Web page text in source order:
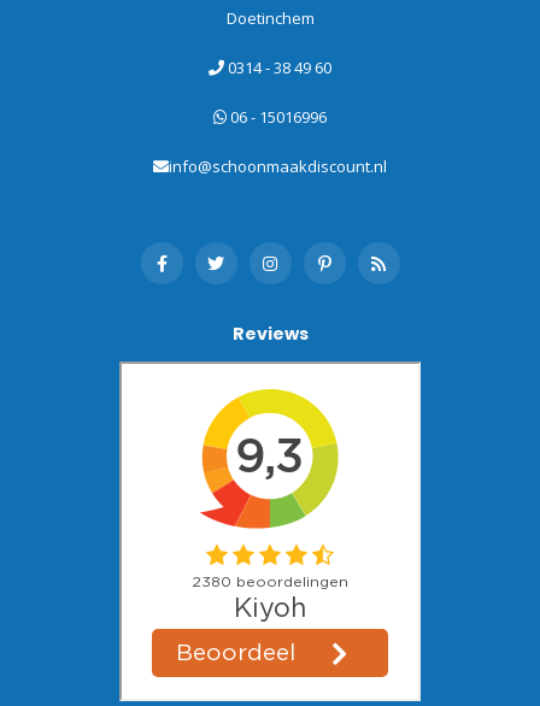
Doetinchem
0314 - 38 49 60
06 - 15016996
info@schoonmaakdiscount.nl
Reviews